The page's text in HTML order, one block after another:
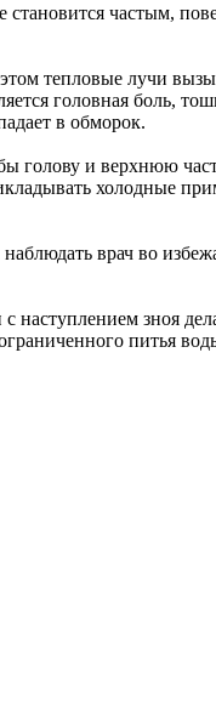
становится частым,
тепловые лучи
головная боль,
в обморок.
голову и верхнюю
холодные
врач во
зноя
питья